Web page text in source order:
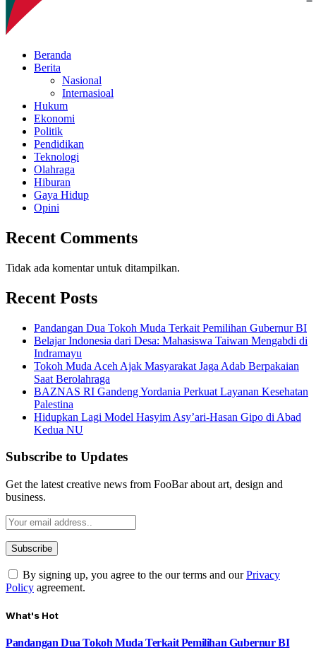
Beranda
Berita
Nasional
Internasioal
Hukum
Ekonomi
Politik
Pendidikan
Teknologi
Olahraga
Hiburan
Gaya Hidup
Opini
Recent Comments
Tidak ada komentar untuk ditampilkan.
Recent Posts
Pandangan Dua Tokoh Muda Terkait Pemilihan Gubernur BI
Belajar Indonesia dari Desa: Mahasiswa Taiwan Mengabdi di
Indramayu
Tokoh Muda Aceh Ajak Masyarakat Jaga Adab Berpakaian
Saat Berolahraga
BAZNAS RI Gandeng Yordania Perkuat Layanan Kesehatan
Palestina
Hidupkan Lagi Model Hasyim Asy’ari-Hasan Gipo di Abad
Kedua NU
Subscribe to Updates
Get the latest creative news from FooBar about art, design and
business.
By signing up, you agree to the our terms and ourPrivacy
Policy agreement.
What's Hot
Pandangan Dua Tokoh Muda Terkait Pemilihan Gubernur BI